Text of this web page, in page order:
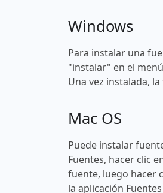
Windows
Para instalar una
"instalar" en el
Una vez instalada,
Mac OS
Puede instalar
Fuentes, hacer clic
fuente, luego hacer
la aplicación